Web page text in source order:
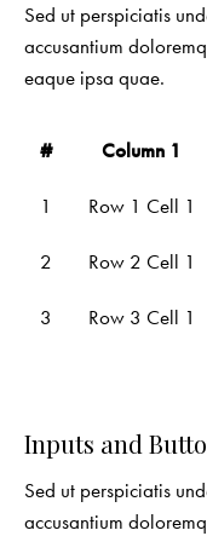
Sed ut perspiciatis
accusantium
eaque ipsa quae.
# Column 1
1 Row 1 Cell 1
2 Row 2 Cell 1
3 Row 3 Cell 1
Inputs and
Sed ut perspiciatis
accusantium